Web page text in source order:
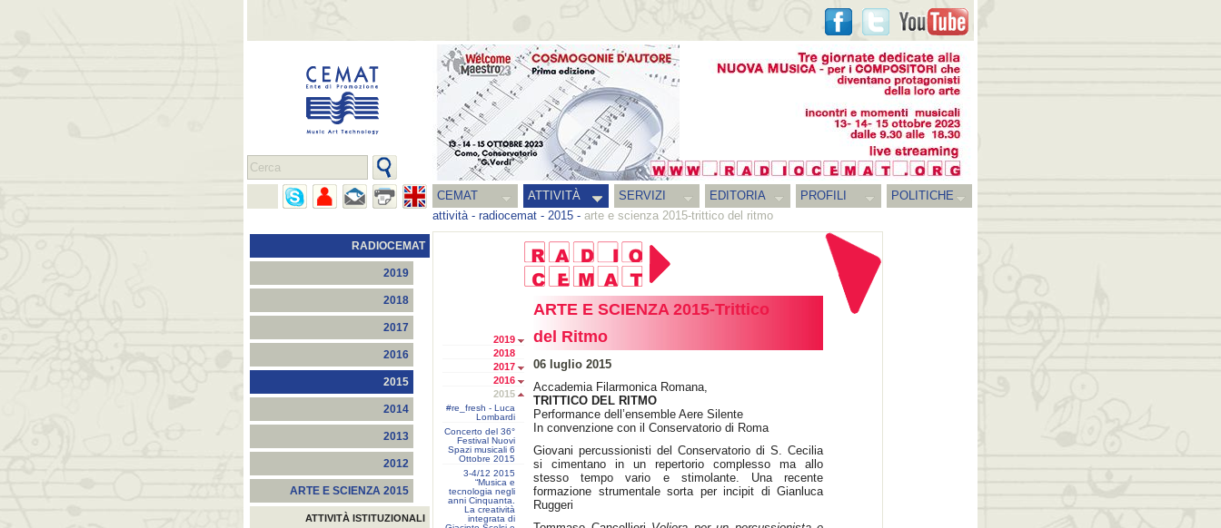
CEMAT ATTIVITÀ SERVIZI EDITORIA PROFILI
POLITICHE
attività- radiocemat - 2015 - arte e scienza 2015-trittico del ritmo
RADIOCEMAT
2019
2018
2017
2016
2015
2014
2013
2012
ARTE E SCIENZA 2015
ATTIVITÀ ISTITUZIONALI
2019
2018
2017
2016
2015
#re_fresh - Luca
Lombardi
Concerto del 36°
Festival Nuovi
Spazi musicali 6
Ottobre 2015
3-4/12 2015
“Musica e
tecnologia negli
anni Cinquanta.
La creatività
integrata di
ARTE E SCIENZA 2015-Trittico
del Ritmo
06 luglio 2015
Accademia Filarmonica Romana,
TRITTICO DEL RITMO
Performance dell’ensemble Aere Silente
In convenzione con il Conservatorio di Roma
Giovani percussionisti del Conservatorio di S. Cecilia
si cimentano in un repertorio complesso ma allo
stesso tempo vario e stimolante. Una recente
formazione strumentale sorta per incipit di Gianluca
Ruggeri